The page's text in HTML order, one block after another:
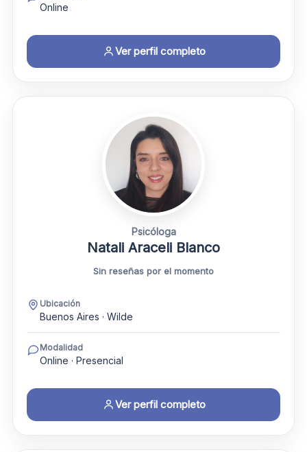
Online
Ver perfil completo
Psicóloga
Natali Araceli Blanco
Sin reseñas por el momento
Ubicación
Buenos Aires · Wilde
Modalidad
Online · Presencial
Ver perfil completo